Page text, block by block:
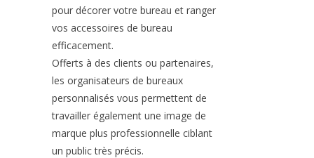
pour décorer votre bureau et ranger
vos accessoires de bureau
efficacement.
Offerts à des clients ou partenaires,
les organisateurs de bureaux
personnalisés vous permettent de
travailler également une image de
marque plus professionnelle ciblant
un public très précis.